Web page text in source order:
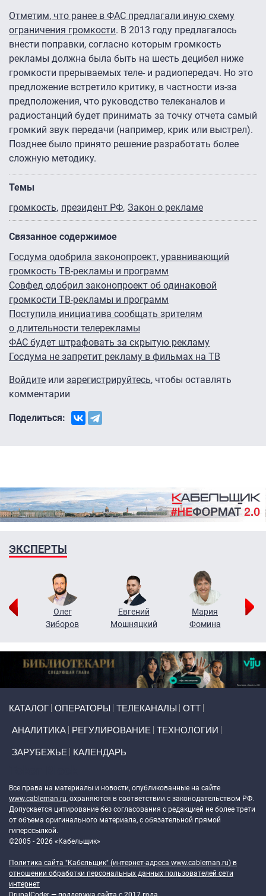
Отметим, что ранее в ФАС предлагали иную схему
ограничения громкости. В 2013 году предлагалось
внести поправки, согласно которым громкость
рекламы должна была быть на шесть децибел ниже
громкости прерываемых теле- и радиопередач. Но это
предложение встретило критику, в частности из-за
предположения, что руководство телеканалов и
радиостанций будет принимать за точку отчета самый
громкий звук передачи (например, крик или выстрел).
Позднее было принято решение разработать более
сложную методику.
Темы
громкость президент РФ Закон о рекламе
Связанное содержимое
Госдума одобрила законопроект, уравнивающий
громкость ТВ-рекламы и программ
Совфед одобрил законопроект об одинаковой
громкости ТВ-рекламы и программ
Поступила инициатива сообщать зрителям
о длительности телерекламы
ФАС будет штрафовать за скрытую рекламу
Госдума не запретит рекламу в фильмах на ТВ
Войдите или зарегистрируйтесь, чтобы оставлять
комментарии
Поделиться:
ЭКСПЕРТЫ
Олег
Зиборов
Евгений
Мошняцкий
Мария
Фомина
КАТАЛОГ ОПЕРАТОРЫ ТЕЛЕКАНАЛЫ ОТТ
АНАЛИТИКА РЕГУЛИРОВАНИЕ ТЕХНОЛОГИИ
ЗАРУБЕЖЬЕ КАЛЕНДАРЬ
Все права на материалы и новости, опубликованные на сайте
www.cableman.ru, охраняются в соответствии с законодательством РФ.
Допускается цитирование без согласования с редакцией не более трети
от объема оригинального материала, с обязательной прямой
гиперссылкой.
©2005 - 2026 «Кабельщик»
Политика сайта "Кабельщик" (интернет-адреса www.cableman.ru) в
отношении обработки персональных данных пользователей сети
интернет